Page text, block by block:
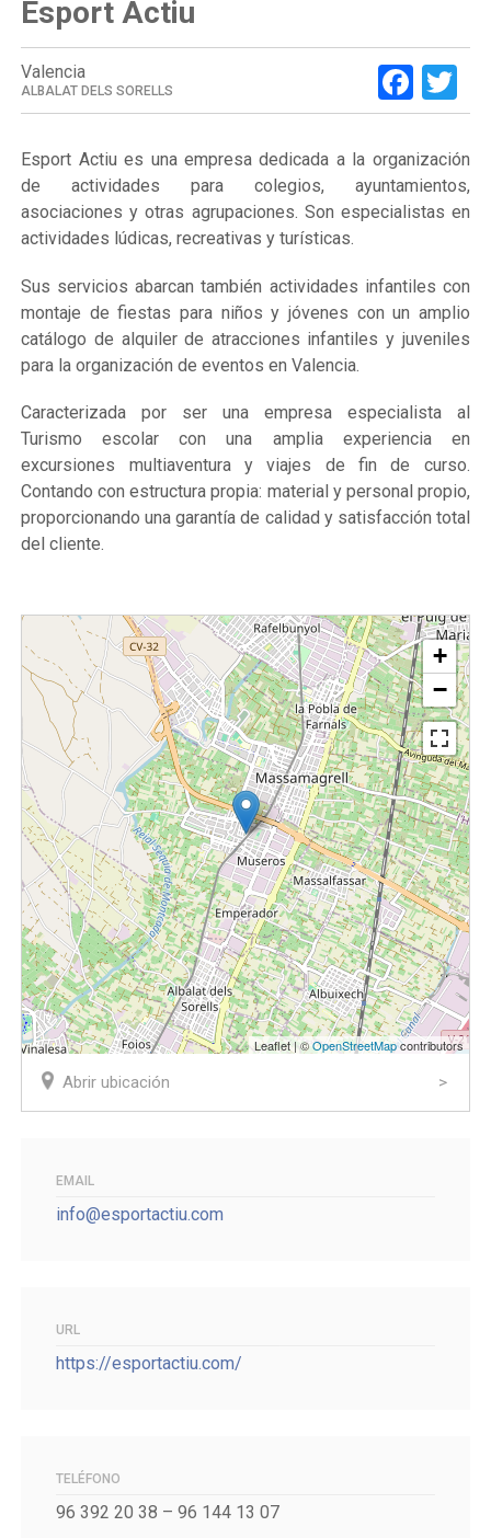
Esport Actiu
Valencia
ALBALAT DELS SORELLS
Esport Actiu es una empresa dedicada a la organización
de actividades para colegios, ayuntamientos,
asociaciones y otras agrupaciones. Son especialistas en
actividades lúdicas, recreativas y turísticas.
Sus servicios abarcan también actividades infantiles con
montaje de fiestas para niños y jóvenes con un amplio
catálogo de alquiler de atracciones infantiles y juveniles
para la organización de eventos en Valencia.
Caracterizada por ser una empresa especialista al
Turismo escolar con una amplia experiencia en
excursiones multiaventura y viajes de fin de curso.
Contando con estructura propia: material y personal propio,
proporcionando una garantía de calidad y satisfacción total
del cliente.
+
−
Leaflet | ©OpenStreetMapcontributors
Abrir ubicación
EMAIL
info@esportactiu.com
URL
https://esportactiu.com/
TELÉFONO
96 392 20 38 – 96 144 13 07